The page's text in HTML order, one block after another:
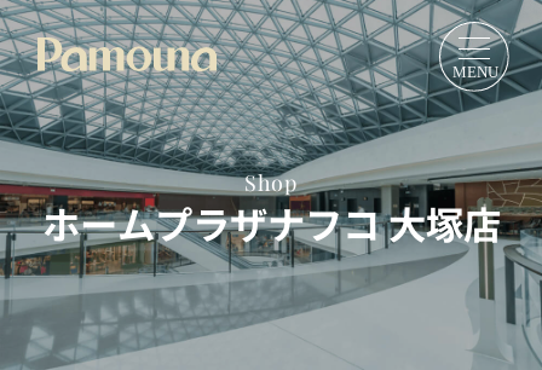
Shop
ホームプラザナフコ 大塚店